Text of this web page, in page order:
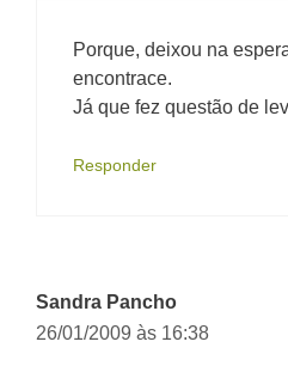
Porque, deixou na
encontrace.
Já que fez questão de
Responder
Sandra Pancho
26/01/2009 às 16:38